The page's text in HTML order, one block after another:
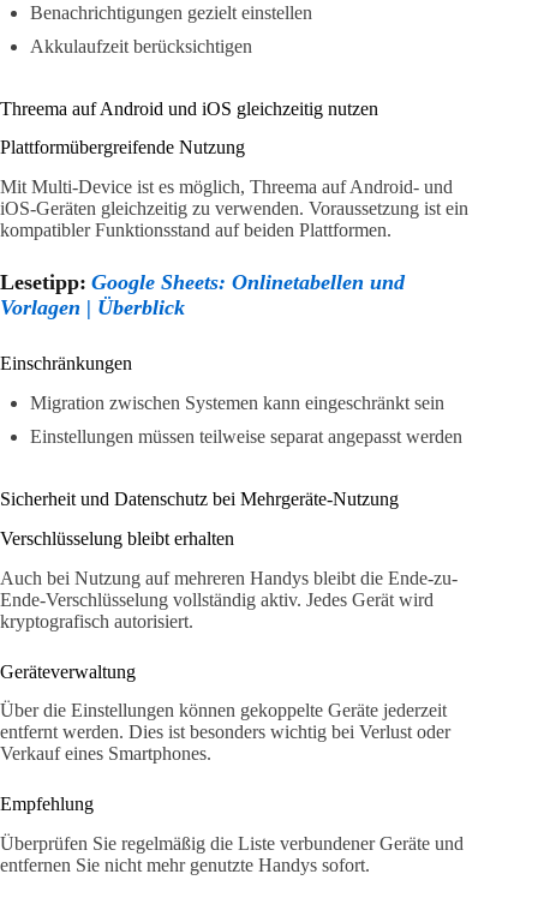
Benachrichtigungen gezielt einstellen
Akkulaufzeit berücksichtigen
Threema auf Android und iOS gleichzeitig nutzen
Plattformübergreifende Nutzung
Mit Multi-Device ist es möglich, Threema auf Android- und
iOS-Geräten gleichzeitig zu verwenden. Voraussetzung ist ein
kompatibler Funktionsstand auf beiden Plattformen.
Lesetipp: Google Sheets: Onlinetabellen und
Vorlagen | Überblick
Einschränkungen
Migration zwischen Systemen kann eingeschränkt sein
Einstellungen müssen teilweise separat angepasst werden
Sicherheit und Datenschutz bei Mehrgeräte-Nutzung
Verschlüsselung bleibt erhalten
Auch bei Nutzung auf mehreren Handys bleibt die Ende-zu-
Ende-Verschlüsselung vollständig aktiv. Jedes Gerät wird
kryptografisch autorisiert.
Geräteverwaltung
Über die Einstellungen können gekoppelte Geräte jederzeit
entfernt werden. Dies ist besonders wichtig bei Verlust oder
Verkauf eines Smartphones.
Empfehlung
Überprüfen Sie regelmäßig die Liste verbundener Geräte und
entfernen Sie nicht mehr genutzte Handys sofort.